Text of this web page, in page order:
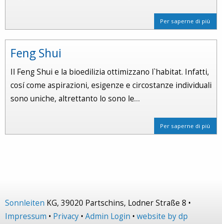
Per saperne di più
Feng Shui
Il Feng Shui e la bioedilizia ottimizzano l`habitat. Infatti,
cosí come aspirazioni, esigenze e circostanze individuali
sono uniche, altrettanto lo sono le…
Per saperne di più
Sonnleiten KG, 39020 Partschins, Lodner Straße 8 •
Impressum • Privacy • Admin Login • website by dp